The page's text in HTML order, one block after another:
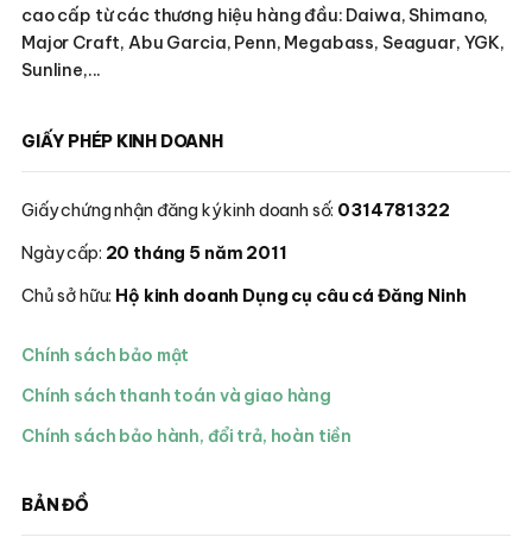
cao cấp từ các thương hiệu hàng đầu: Daiwa, Shimano,
Major Craft, Abu Garcia, Penn, Megabass, Seaguar, YGK,
Sunline,...
GIẤY PHÉP KINH DOANH
Giấy chứng nhận đăng ký kinh doanh số: 0314781322
Ngày cấp: 20 tháng 5 năm 2011
Chủ sở hữu: Hộ kinh doanh Dụng cụ câu cá Đăng Ninh
Chính sách bảo mật
Chính sách thanh toán và giao hàng
Chính sách bảo hành, đổi trả, hoàn tiền
BẢN ĐỒ